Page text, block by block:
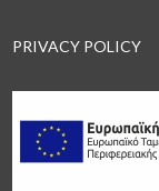
PRIVACY POLICY